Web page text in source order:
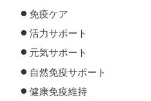
免疫ケア
活力サポート
元気サポート
自然免疫サポート
健康免疫維持